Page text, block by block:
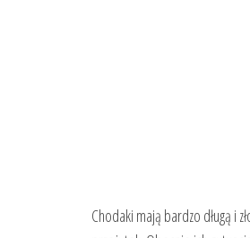
Chodaki mają bardzo długą i